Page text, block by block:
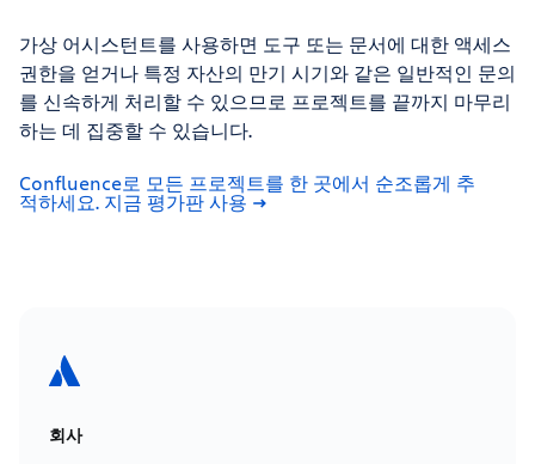
가상 어시스턴트를 사용하면 도구 또는 문서에 대한 액세스
권한을 얻거나 특정 자산의 만기 시기와 같은 일반적인 문의
를 신속하게 처리할 수 있으므로 프로젝트를 끝까지 마무리
하는 데 집중할 수 있습니다.
Confluence로 모든 프로젝트를 한 곳에서 순조롭게 추
적하세요. 지금 평가판 사용
회사